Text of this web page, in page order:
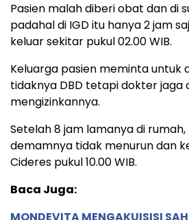
Pasien malah diberi obat dan di
padahal di IGD itu hanya 2 jam
keluar sekitar pukul 02.00 WIB.
Keluarga pasien meminta untuk
tidaknya DBD tetapi dokter jaga
mengizinkannya.
Setelah 8 jam lamanya di
demamnya tidak menurun dan
Cideres pukul 10.00 WIB.
Baca Juga: